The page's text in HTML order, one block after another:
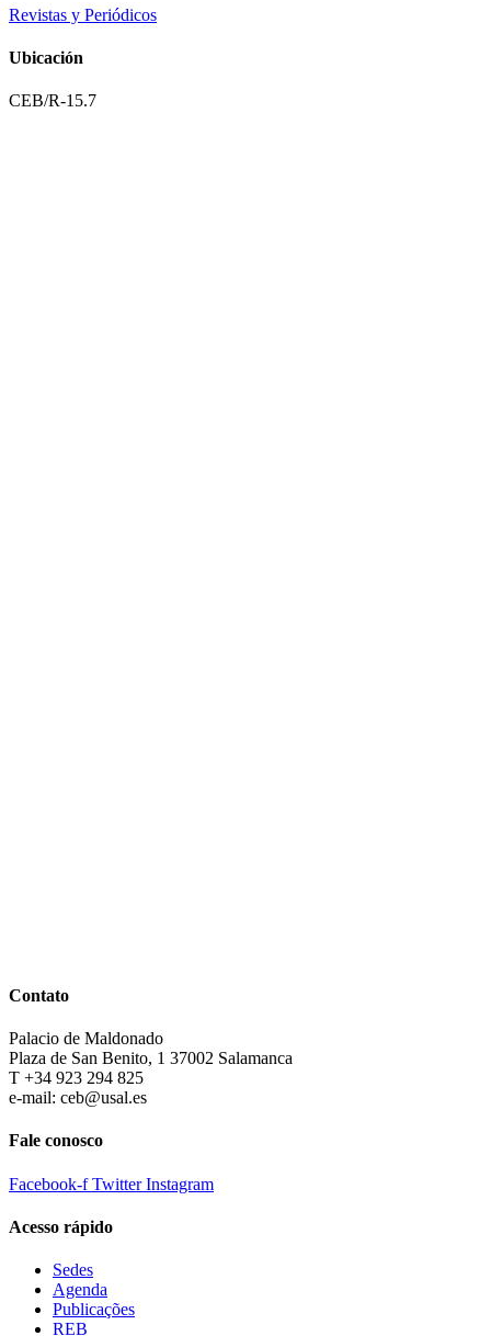
Revistas y Periódicos
Ubicación
CEB/R-15.7
Contato
Palacio de Maldonado
Plaza de San Benito, 1 37002 Salamanca
T +34 923 294 825
e-mail: ceb@usal.es
Fale conosco
Facebook-f Twitter Instagram
Acesso rápido
Sedes
Agenda
Publicações
REB